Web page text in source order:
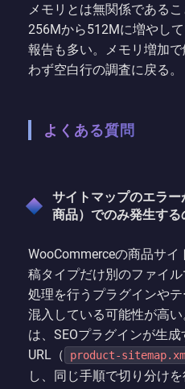
メモリとは無関係である
256Mから512Mに増やし
報告も多い。メモリ増加
わず空白行の調査に戻る。
よくある質問
サイトマップのエラ
商品）でのみ発生する
WooCommerceの商品サ
稿タイプだけ別のファイ
処理を行うプラグインや
混入している可能性が高
は、SEOプラグインが生
URL（
product-
し、同じ手順で切り分けを